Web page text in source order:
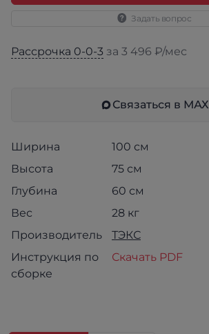
Задать вопрос
Рассрочка 0-0-3 за 3 496 ₽/мес
Связаться в МАХ
Ширина
100 см
Высота
75 см
Глубина
60 см
Вес
28 кг
Производитель
ТЭКС
Инструкция по
сборке
Скачать PDF